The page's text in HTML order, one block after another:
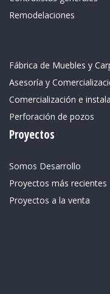
Remodelaciones
Fábrica de Muebles y
Asesoría y
Comercialización e
Perforación de pozos
Proyectos
Somos Desarrollo
Proyectos más recientes
Proyectos a la venta